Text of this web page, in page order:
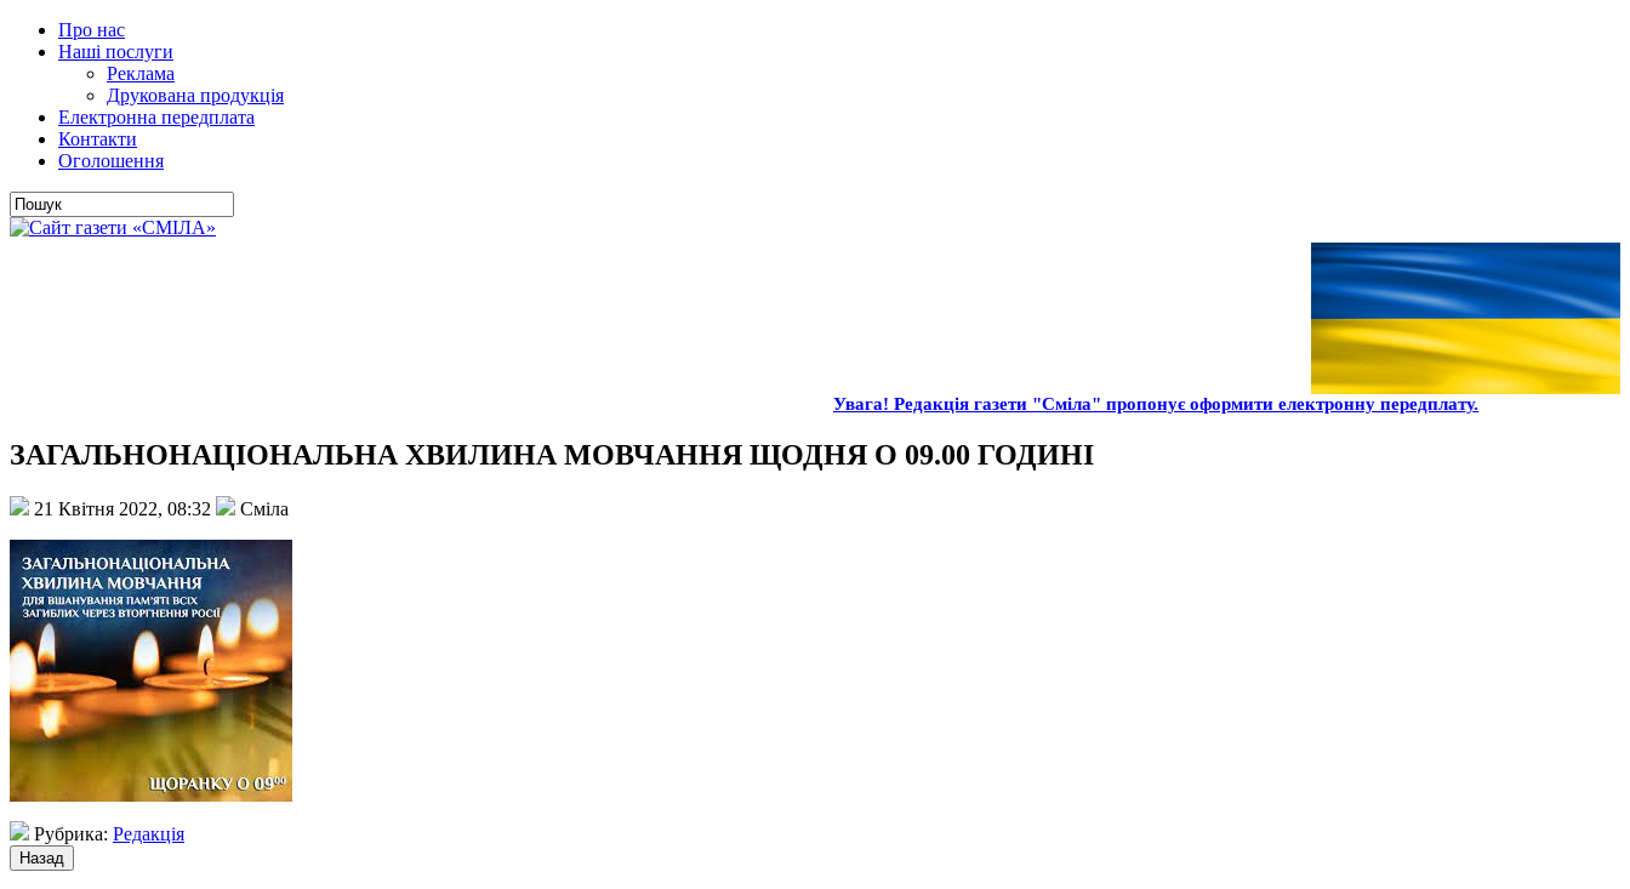
Про нас
Наші послуги
Реклама
Друкована продукція
Електронна передплата
Контакти
Оголошення
Увага! Редакція газети "Сміла" пропонує оформити електронну передплату.
ЗАГАЛЬНОНАЦІОНАЛЬНА ХВИЛИНА МОВЧАННЯ ЩОДНЯ О 09.00 ГОДИНІ
21 Квітня 2022, 08:32 Сміла
Рубрика: Редакція